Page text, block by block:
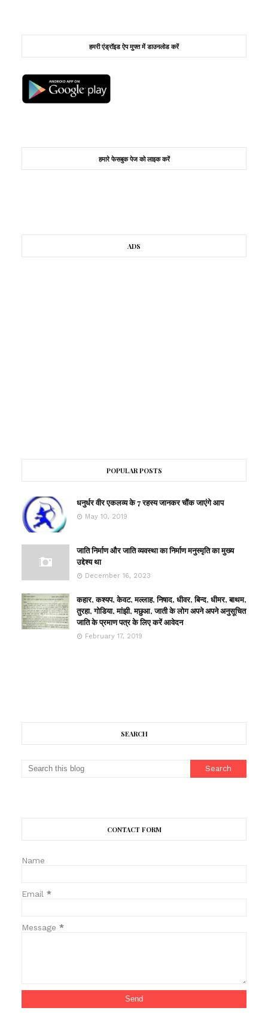
हमरी एंड्रॉइड ऐप मुफ्त में डाउनलोड करें
हमारे फेसबुक पेज को लाइक करें
ADS
POPULAR POSTS
धनुर्धर वीर एकलव्य के 7 रहस्य जानकर चौंक जाएंगे आप
May 10, 2019
जाति निर्माण और जाति व्यवस्था का निर्माण मनुस्मृति का मुख्य
उद्देश्य था
December 16, 2023
कहार, कश्यप, केवट, मल्लाह, निषाद, धीवर, बिन्द, धीमर, बाथम,
तुरहा, गोडिया, मांझी, मछुआ, जाती के लोग अपने अपने अनुसूचित
जाति के प्रमाण पत्र के लिए करें आवेदन
February 17, 2019
SEARCH
CONTACT FORM
Name
Email *
Message *